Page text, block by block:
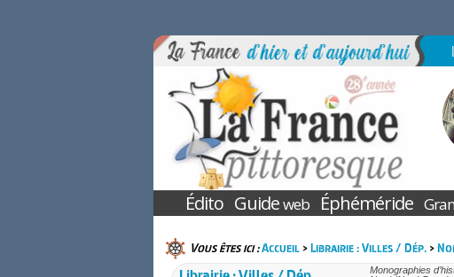
Édito Guideweb Éphéméride
Vous êtes ici :Accueil>Librairie : Villes / Dép.>
Monographies